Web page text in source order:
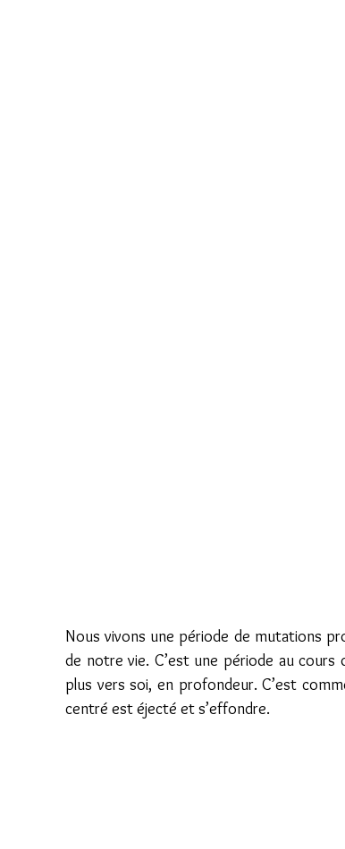
Nous vivons une période de mutations
de notre vie. C’est une période au cours
plus vers soi, en profondeur. C’est
centré est éjecté et s’effondre.